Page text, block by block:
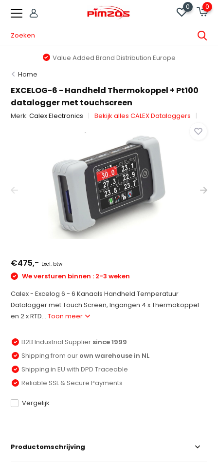
0 0
Value Added Brand Distribution Europe
Home
EXCELOG-6 - Handheld Thermokoppel + Pt100
datalogger met touchscreen
Merk:Calex Electronics Bekijk alles CALEX Dataloggers
€475,- Excl. btw
We versturen binnen : 2-3 weken
Calex - Excelog 6 - 6 Kanaals Handheld Temperatuur
Datalogger met Touch Screen, Ingangen 4 x Thermokoppel
en 2 x RTD...Toon meer
B2B Industrial Supplier since 1999
Shipping from our own warehouse in NL
Shipping in EU with DPD Traceable
Reliable SSL & Secure Payments
Vergelijk
Productomschrijving